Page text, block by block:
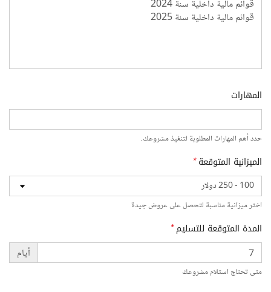
المهارات
حدد أهم المهارات المطلوبة لتنفيذ مشروعك.
الميزانية المتوقعة*
اختر ميزانية مناسبة لتحصل على عروض جيدة
المدة المتوقعة للتسليم*
أيام
متى تحتاج استلام مشروعك